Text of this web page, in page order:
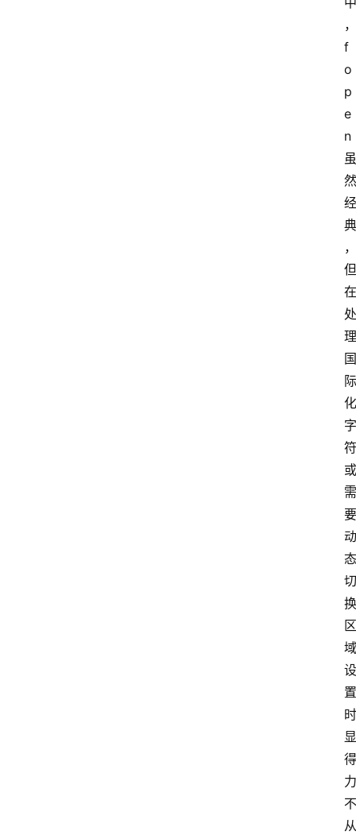
，
f
o
p
e
n
虽
然
经
典
，
但
在
处
理
国
际
化
字
符
或
需
要
动
态
切
换
区
域
设
置
时
显
得
力
不
从